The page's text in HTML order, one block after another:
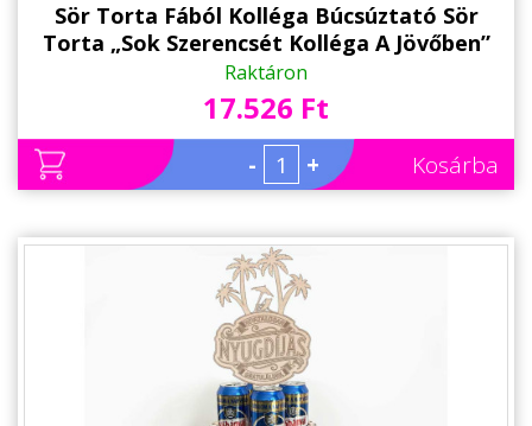
Sör Torta Fából Kolléga Búcsúztató Sör
Torta „Sok Szerencsét Kolléga A Jövőben”
feliratú topperrel - Ajándék Nyugdíjas
Búcsúztatóra
Raktáron
17.526 Ft
- + Kosárba